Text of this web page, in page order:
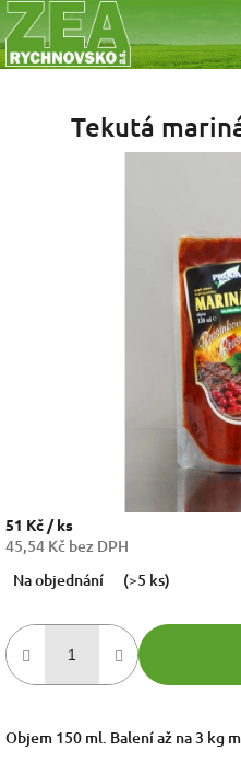
Přejít
na
obsah
Tekutá
51 Kč / ks
45,54 Kč bez DPH
cena:
Na objednání (>5 ks)
Objem 150 ml. Balení až na 3 kg